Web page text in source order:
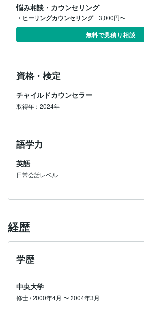
悩み相談・カウンセリング
・ヒーリングカウンセリング 3,000円〜
無料で見積り相談
資格・検定
チャイルドカウンセラー
取得年：2024年
語学力
英語
日常会話レベル
経歴
学歴
中央大学
修士 / 2000年4月 〜 2004年3月